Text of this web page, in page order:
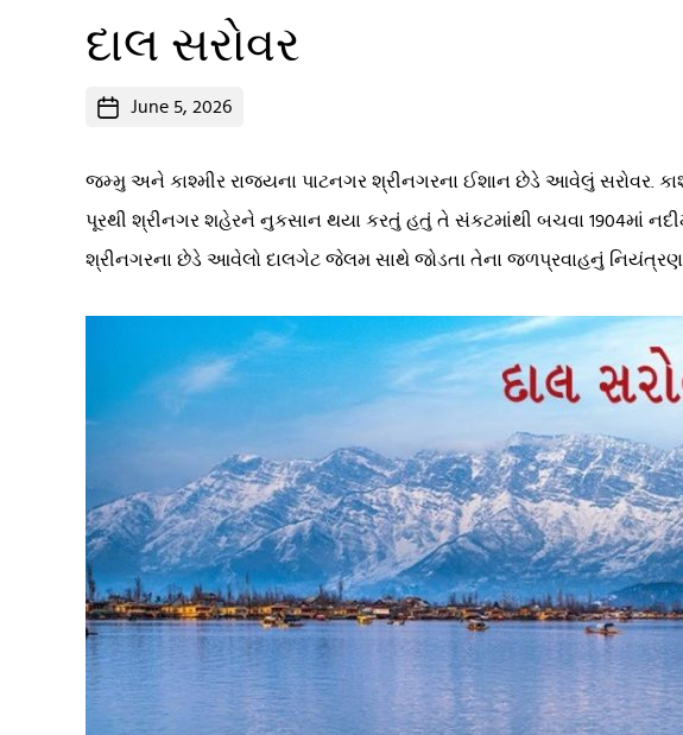
દાલ સરોવર
Post June 5, 2026
જમ્મુ અને કાશ્મીર રાજ્યના પાટનગર શ્રીનગરના ઈશાન છેડે આવેલું સરોવર.
પૂરથી શ્રીનગર શહેરને નુકસાન થયા કરતું હતું તે સંકટમાંથી બચવા 1904માં
શ્રીનગરના છેડે આવેલો દાલગેટ જેલમ સાથે જોડતા તેના જળપ્રવાહનું નિયંત્રણ